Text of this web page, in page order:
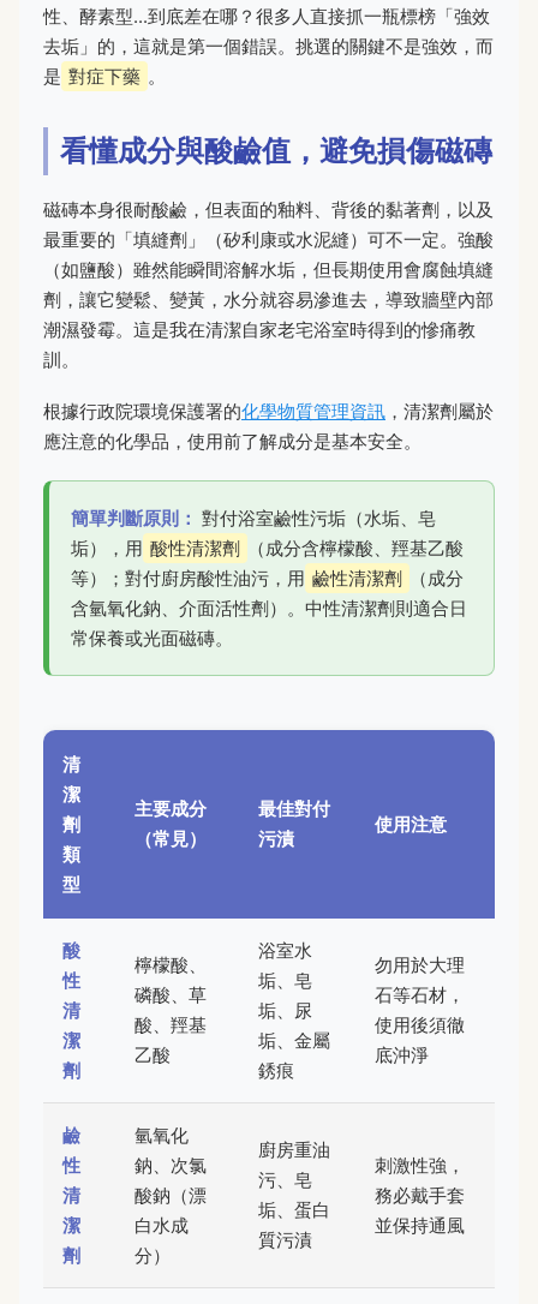
性、酵素型...到底差在哪？很多人直接抓一瓶標榜「強效
去垢」的，這就是第一個錯誤。挑選的關鍵不是強效，而
是 對症下藥 。
看懂成分與酸鹼值，避免損傷磁磚
磁磚本身很耐酸鹼，但表面的釉料、背後的黏著劑，以及
最重要的「填縫劑」（矽利康或水泥縫）可不一定。強酸
（如鹽酸）雖然能瞬間溶解水垢，但長期使用會腐蝕填縫
劑，讓它變鬆、變黃，水分就容易滲進去，導致牆壁內部
潮濕發霉。這是我在清潔自家老宅浴室時得到的慘痛教
訓。
根據行政院環境保護署的化學物質管理資訊 ，清潔劑屬於
應注意的化學品，使用前了解成分是基本安全。
簡單判斷原則： 對付浴室鹼性污垢（水垢、皂
垢），用 酸性清潔劑
（成分含檸檬酸、羥基乙酸
等）；對付廚房酸性油污，用 鹼性清潔劑
（成分
含氫氧化鈉、介面活性劑）。中性清潔劑則適合日
常保養或光面磁磚。
清
潔
劑
類
型
主要成分
（常見）
最佳對付
污漬
使用注意
酸
性
清
潔
劑
檸檬酸、
磷酸、草
酸、羥基
乙酸
浴室水
垢、皂
垢、尿
垢、金屬
銹痕
勿用於大理
石等石材，
使用後須徹
底沖淨
鹼
性
清
潔
劑
氫氧化
鈉、次氯
酸鈉（漂
白水成
分）
廚房重油
污、皂
垢、蛋白
質污漬
刺激性強，
務必戴手套
並保持通風